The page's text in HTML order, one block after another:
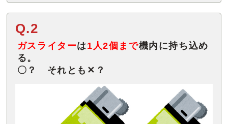
Q.2
ガスライターは1人2個まで機内に持ち込め
る。
〇？ それとも✕？